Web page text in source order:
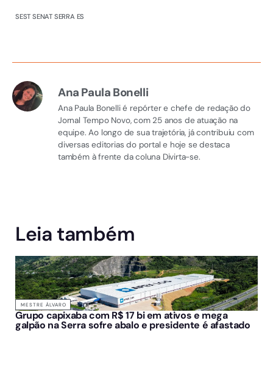
SEST SENAT SERRA ES
Ana Paula Bonelli
Ana Paula Bonelli é repórter e chefe de redação do
Jornal Tempo Novo, com 25 anos de atuação na
equipe. Ao longo de sua trajetória, já contribuiu com
diversas editorias do portal e hoje se destaca
também à frente da coluna Divirta-se.
Leia também
MESTRE ÁLVARO
Grupo capixaba com R$ 17 bi em ativos e mega
galpão na Serra sofre abalo e presidente é afastado